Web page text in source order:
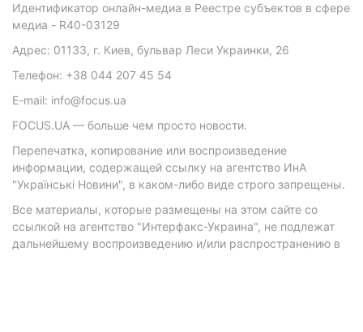
Идентификатор онлайн-медиа в Реестре субъектов в сфере
медиа - R40-03129
Адрес: 01133, г. Киев, бульвар Леси Украинки, 26
Телефон: +38 044 207 45 54
E-mail: info@focus.ua
FOCUS.UA — больше чем просто новости.
Перепечатка, копирование или воспроизведение
информации, содержащей ссылку на агентство ИнА
"Українські Новини", в каком-либо виде строго запрещены.
Все материалы, которые размещены на этом сайте со
ссылкой на агентство "Интерфакс-Украина", не подлежат
дальнейшему воспроизведению и/или распространению в